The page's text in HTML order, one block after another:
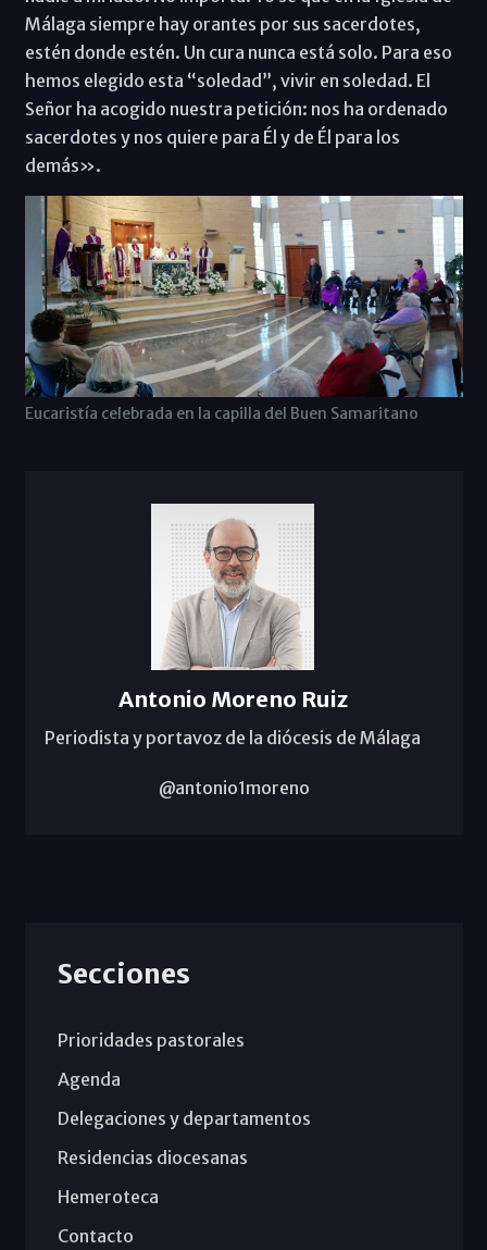
Málaga siempre hay orantes por sus sacerdotes,
estén donde estén. Un cura nunca está solo. Para eso
hemos elegido esta “soledad”, vivir en soledad. El
Señor ha acogido nuestra petición: nos ha ordenado
sacerdotes y nos quiere para Él y de Él para los
demás».
Eucaristía celebrada en la capilla del Buen Samaritano
Antonio Moreno Ruiz
Periodista y portavoz de la diócesis de Málaga
@antonio1moreno
Secciones
Prioridades pastorales
Agenda
Delegaciones y departamentos
Residencias diocesanas
Hemeroteca
Contacto